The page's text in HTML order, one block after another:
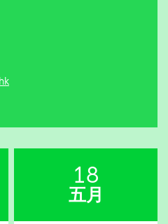
18
五月